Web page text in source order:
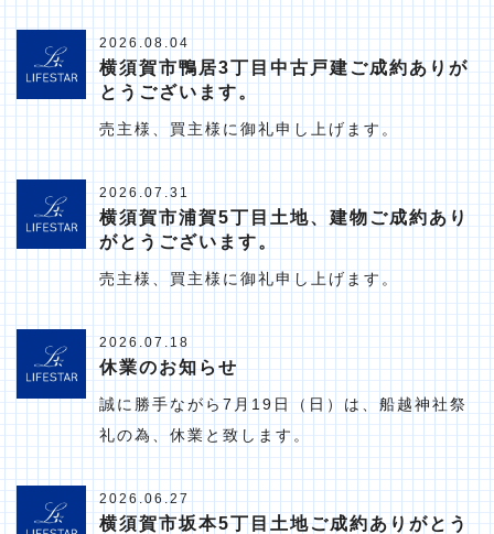
2026.08.04
横須賀市鴨居3丁目中古戸建ご成約ありが
とうございます。
売主様、買主様に御礼申し上げます。
2026.07.31
横須賀市浦賀5丁目土地、建物ご成約あり
がとうございます。
売主様、買主様に御礼申し上げます。
2026.07.18
休業のお知らせ
誠に勝手ながら7月19日（日）は、船越神社祭
礼の為、休業と致します。
2026.06.27
横須賀市坂本5丁目土地ご成約ありがとう